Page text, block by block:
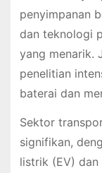
penyimpanan
dan teknologi
yang menarik.
penelitian
baterai dan
Sektor
signifikan,
listrik (EV) dan